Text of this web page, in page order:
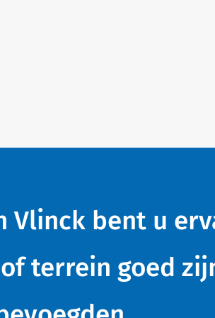
Vlinck bent u
terrein goed